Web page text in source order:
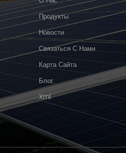
Продукты
Новости
Связаться С Нами
Карта Сайта
Блог
Xml